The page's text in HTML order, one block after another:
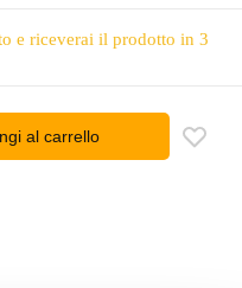
e riceverai il prodotto in 3
al carrello